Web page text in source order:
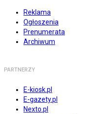
Reklama
Ogłoszenia
Prenumerata
Archiwum
PARTNERZY
E-kiosk.pl
E-gazety.pl
Nexto.pl